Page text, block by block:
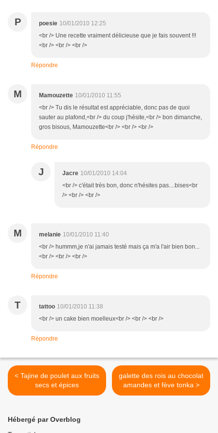
P poesie 10/01/2010 12:25
<br /> Une recette vraiment délicieuse que je fais souvent !!!
<br /> <br /> <br />
Répondre
M Mamouzette 10/01/2010 11:55
<br /> Tu dis le résultat est appréciable, donc pas de quoi
sauter au plafond,<br /> du coup j'hésite,<br /> bon dimanche,
gros bisous, Mamouzette<br /> <br /> <br />
Répondre
J Jacre 10/01/2010 14:04
<br /> c'était très bon, donc n'hésites pas....bises<br
/> <br /> <br />
M melanie 10/01/2010 11:40
<br /> hummm,je n'ai jamais testé mais ça m'a l'air bien bon...
<br /> <br /> <br />
Répondre
T tattoo 10/01/2010 11:38
<br /> un cake bien moelleux<br /> <br /> <br />
Répondre
< Tajine de poulet aux fruits
secs et épices
galette des rois au chocolat
amandes et fève tonka >
Hébergé par Overblog